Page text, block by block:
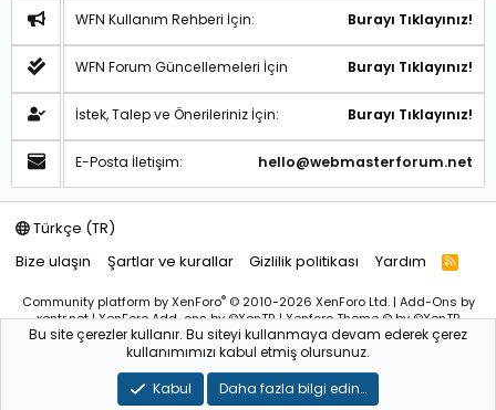
WFN Kullanım Rehberi İçin: Burayı Tıklayınız!
WFN Forum Güncellemeleri İçin Burayı Tıklayınız!
İstek, Talep ve Önerileriniz İçin: Burayı Tıklayınız!
E-Posta İletişim: hello@webmasterforum.net
Türkçe (TR)
Bize ulaşın
Şartlar ve kurallar Gizlilik politikası Yardım
R
S
Community platform by XenForo® © 2010-2026 XenForo Ltd.| Add-Ons by
xentr.net |XenForo Add-onsby ©XenTR|Xenforo Theme© by ©XenTR
Sitemiz bünyesindeki içerikleri izinsiz kullananlar hakkında T.C.K
kanun ve yönetmeliklerine göre yasal işlem başlatılacağını
alandan yazılı olarak beyan ederiz!
WebmasterForum.NET – Tüm Hakları Saklıdır © 2025-2026
Bu site çerezler kullanır. Bu siteyi kullanmaya devam ederek çerez
kullanımımızı kabul etmiş olursunuz.
Kabul
Daha fazla bilgi edin…